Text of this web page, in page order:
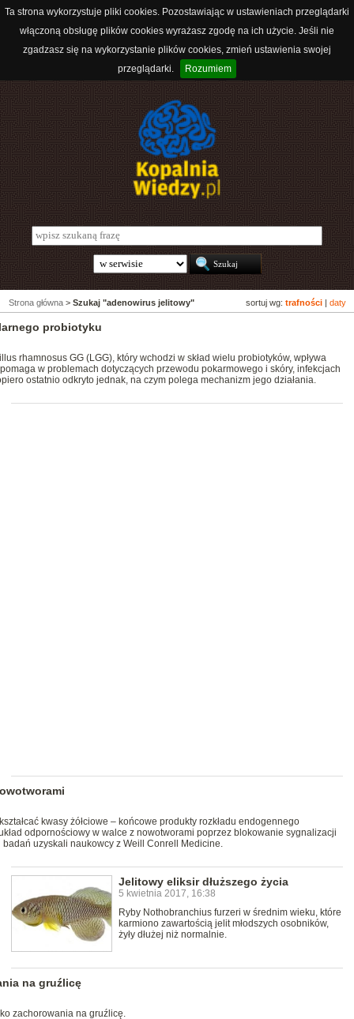
Ta strona wykorzystuje pliki cookies. Pozostawiając w ustawieniach przeglądarki
włączoną obsługę plików cookies wyrażasz zgodę na ich użycie. Jeśli nie
zgadzasz się na wykorzystanie plików cookies, zmień ustawienia swojej
przeglądarki.
Rozumiem
sortuj wg: trafności daty
Strona główna > Szukaj "adenowirus jelitowy"
probiotyku
rhamnosus GG (LGG), który wchodzi w skład wielu probiotyków, wpływa
w problemach dotyczących przewodu pokarmowego i skóry, infekcjach
ostatnio odkryto jednak, na czym polega mechanizm jego działania.
kwasy żółciowe – końcowe produkty rozkładu endogennego
odpornościowy w walce z nowotworami poprzez blokowanie sygnalizacji
uzyskali naukowcy z Weill Conrell Medicine.
Jelitowy eliksir dłuższego życia
5 kwietnia 2017, 16:38
Ryby Nothobranchius furzeri w średnim wieku, które
karmiono zawartością jelit młodszych osobników,
żyły dłużej niż normalnie.
na gruźlicę
zachorowania na gruźlicę.